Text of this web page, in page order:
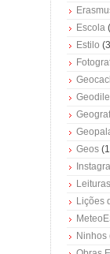
Escola
Estilo
Geos
Leituras
Lições
Ninhos